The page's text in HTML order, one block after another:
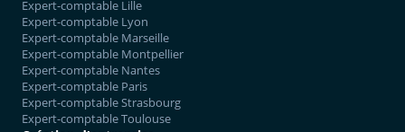
Expert-comptable Lille
Expert-comptable Lyon
Expert-comptable Marseille
Expert-comptable Montpellier
Expert-comptable Nantes
Expert-comptable Paris
Expert-comptable Strasbourg
Expert-comptable Toulouse